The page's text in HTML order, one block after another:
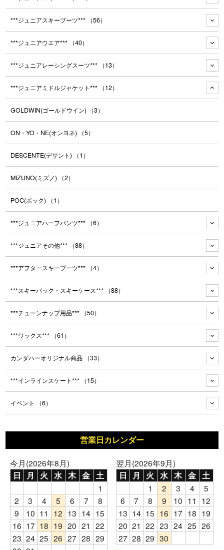
***ジュニアスキーブーツ*** （56）
***ジュニアウエア*** （40）
***ジュニアレーシングスーツ*** （13）
***ジュニアミドルジャケット*** （12）
GOLDWIN(ゴールドウイン) （3）
ON・YO・NE(オンヨネ) （5）
DESCENTE(デサント) （1）
MIZUNO(ミズノ) （2）
POC(ポック) （1）
***ジュニアハーフパンツ*** （6）
***ジュニアその他*** （88）
***アフタースキーブーツ*** （4）
***スキーバック・スキーケース*** （88）
***チューンナップ用品*** （50）
***ワックス*** （61）
カンダハーオリジナル商品 （33）
***インラインスケート*** （15）
イベント （6）
営業日カレンダー
今月(2026年8月)
日 月 火 水 木 金 土
1
2
3 4 5 6 7
8
9
10 11 12 13 14 15
16 17 18 19 20 21 22
23 24 25 26 27 28 29
翌月(2026年9月)
日 月 火 水 木 金 土
1 2 3 4
5
6
7 8 9 10 11
12
13 14 15 16 17 18 19
20 21 22 23 24 25 26
27 28 29 30